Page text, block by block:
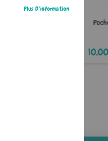
Plus D’information